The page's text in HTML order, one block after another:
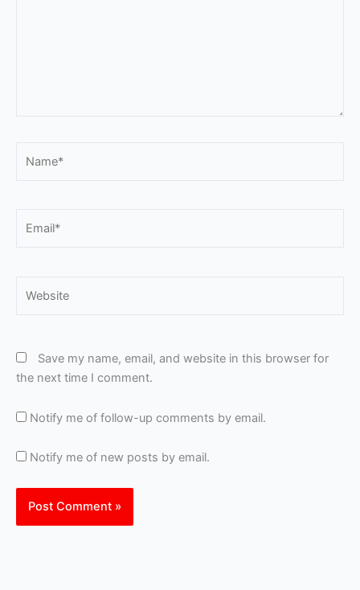
Save my name, email, and website in this browser for
the next time I comment.
Notify me of follow-up comments by email.
Notify me of new posts by email.